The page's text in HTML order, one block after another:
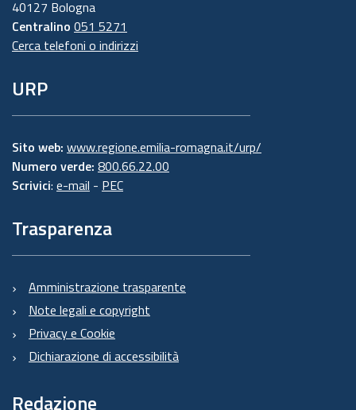
40127 Bologna
Centralino 051 5271
Cerca telefoni o indirizzi
URP
Sito web: www.regione.emilia-romagna.it/urp/
Numero verde: 800.66.22.00
Scrivici: e-mail - PEC
Trasparenza
Amministrazione trasparente
Note legali e copyright
Privacy e Cookie
Dichiarazione di accessibilità
Redazione